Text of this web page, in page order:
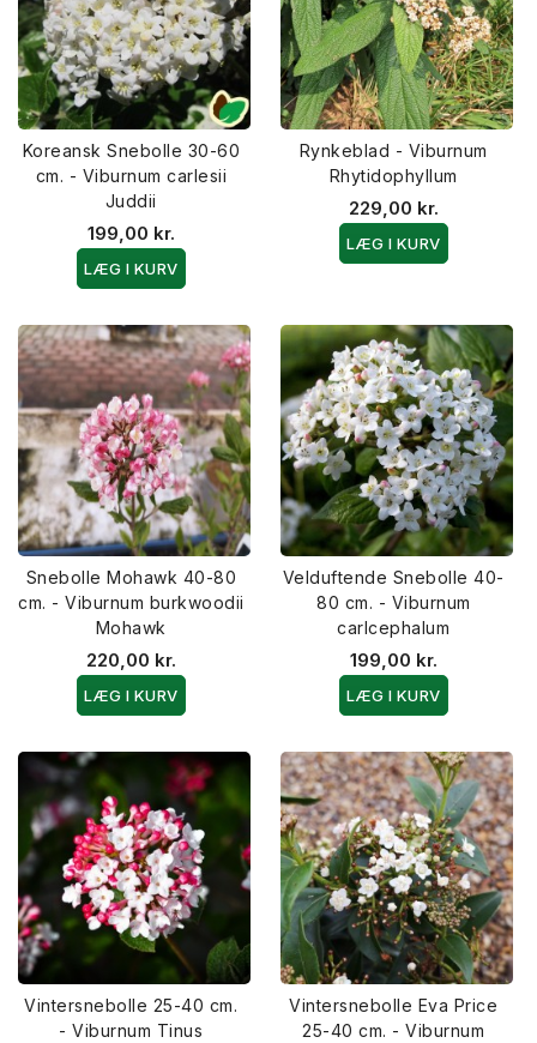
Koreansk Snebolle 30-60
cm. - Viburnum carlesii
Juddii
199,00 kr.
LÆG I KURV
Rynkeblad - Viburnum
Rhytidophyllum
229,00 kr.
LÆG I KURV
Snebolle Mohawk 40-80
cm. - Viburnum burkwoodii
Mohawk
220,00 kr.
LÆG I KURV
Velduftende Snebolle 40-
80 cm. - Viburnum
carlcephalum
199,00 kr.
LÆG I KURV
Vintersnebolle 25-40 cm.
- Viburnum Tinus
Vintersnebolle Eva Price
25-40 cm. - Viburnum